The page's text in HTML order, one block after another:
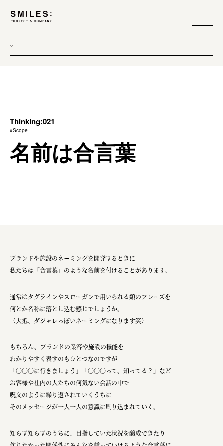
scope
process
team management
Thinking:021
#Scope
名前は合言葉
ブランドや施設のネーミングを開発するときに
私たちは「合言葉」のような名前を付けることがあります。
通常はタグラインやスローガンで用いられる類のフレーズを
何とか名称に落とし込む感じでしょうか。
（大抵、ダジャレっぽいネーミングになります笑）
もちろん、ブランドの業容や施設の機能を
わかりやすく表すのもひとつなのですが
「〇〇〇に行きましょう」「〇〇〇って、知ってる？」など
お客様や社内の人たちの何気ない会話の中で
呪文のように繰り返されていくうちに
そのメッセージが一人一人の意識に刷り込まれていく。
知らず知らずのうちに、目指していた状況を醸成できたり